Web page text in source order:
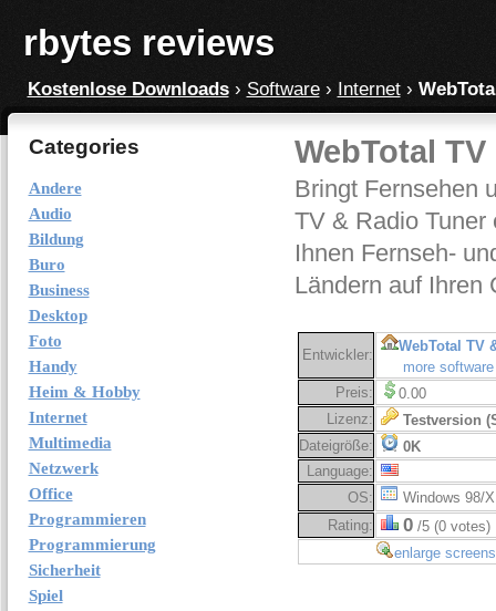
rbytes reviews
Kostenlose Downloads› Software› Internet›
Categories
Andere
Audio
Bildung
Buro
Business
Desktop
Foto
Handy
Heim & Hobby
Internet
Multimedia
Netzwerk
Office
Programmieren
Programmierung
Sicherheit
Spiel
WebTotal
Bringt Fernsehen
TV & Radio Tuner
Ihnen Fernseh-
Ländern auf Ihren
Entwickler:
WebTotal TV
more
Preis:
0.00
Lizenz:
Testversion
Dateigröße:
0K
Language:
OS:
Windows 98/
Rating:
0/5 (0 votes)
enlarge